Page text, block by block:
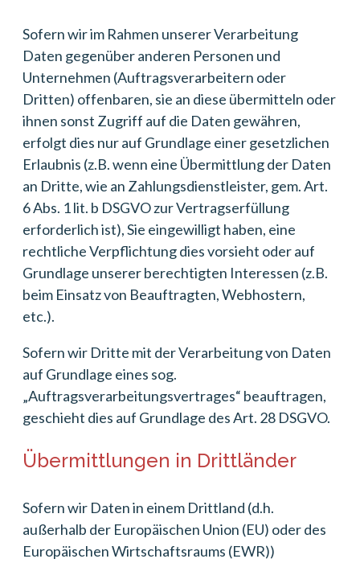
Sofern wir im Rahmen unserer Verarbeitung
Daten gegenüber anderen Personen und
Unternehmen (Auftragsverarbeitern oder
Dritten) offenbaren, sie an diese übermitteln oder
ihnen sonst Zugriff auf die Daten gewähren,
erfolgt dies nur auf Grundlage einer gesetzlichen
Erlaubnis (z.B. wenn eine Übermittlung der Daten
an Dritte, wie an Zahlungsdienstleister, gem. Art.
6 Abs. 1 lit. b DSGVO zur Vertragserfüllung
erforderlich ist), Sie eingewilligt haben, eine
rechtliche Verpflichtung dies vorsieht oder auf
Grundlage unserer berechtigten Interessen (z.B.
beim Einsatz von Beauftragten, Webhostern,
etc.).
Sofern wir Dritte mit der Verarbeitung von Daten
auf Grundlage eines sog.
„Auftragsverarbeitungsvertrages“ beauftragen,
geschieht dies auf Grundlage des Art. 28 DSGVO.
Übermittlungen in Drittländer
Sofern wir Daten in einem Drittland (d.h.
außerhalb der Europäischen Union (EU) oder des
Europäischen Wirtschaftsraums (EWR))